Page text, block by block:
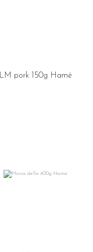
LM pork 150g Hamé